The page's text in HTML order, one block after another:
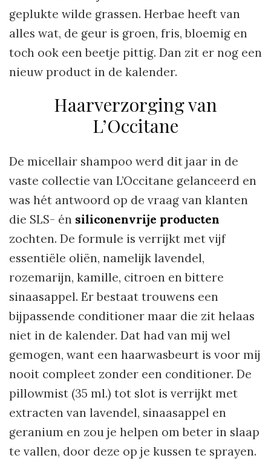
geplukte wilde grassen. Herbae heeft van
alles wat, de geur is groen, fris, bloemig en
toch ook een beetje pittig. Dan zit er nog een
nieuw product in de kalender.
Haarverzorging van
L’Occitane
De micellair shampoo werd dit jaar in de
vaste collectie van L’Occitane gelanceerd en
was hét antwoord op de vraag van klanten
die SLS- én siliconenvrije producten
zochten. De formule is verrijkt met vijf
essentiële oliën, namelijk lavendel,
rozemarijn, kamille, citroen en bittere
sinaasappel. Er bestaat trouwens een
bijpassende conditioner maar die zit helaas
niet in de kalender. Dat had van mij wel
gemogen, want een haarwasbeurt is voor mij
nooit compleet zonder een conditioner. De
pillowmist (35 ml.) tot slot is verrijkt met
extracten van lavendel, sinaasappel en
geranium en zou je helpen om beter in slaap
te vallen, door deze op je kussen te sprayen.